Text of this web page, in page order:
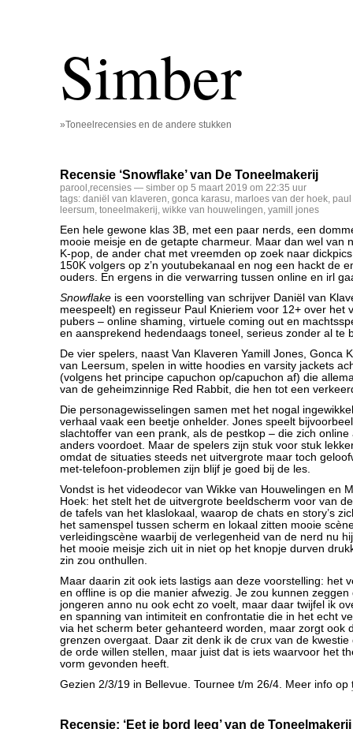
Simber
»Toneelrecensies en de andere stukken
Recensie ‘Snowflake’ van De Toneelmakerij
parool ,recensies — simber op 5 maart 2019 om 22:35 uur
tags: daniël van klaveren, gonca karasu, marloes van der hoek, paul
leersum, toneelmakerij, wikke van houwelingen, yamill jones
Een hele gewone klas 3B, met een paar nerds, een
mooie meisje en de getapte charmeur. Maar dan wel van
K-pop, de ander chat met vreemden op zoek naar
150K volgers op z’n youtubekanaal en nog een hackt de
ouders. En ergens in die verwarring tussen online en irl
Snowflake is een voorstelling van schrijver Daniël van
meespeelt) en regisseur Paul Knieriem voor 12+ over het
pubers – online shaming, virtuele coming out en
en aansprekend hedendaags toneel, serieus zonder al te
De vier spelers, naast Van Klaveren Yamill Jones, Gonca
van Leersum, spelen in witte hoodies en varsity jackets
(volgens het principe capuchon op/capuchon af) die
van de geheimzinnige Red Rabbit, die hen tot een
Die personagewisselingen samen met het nogal
verhaal vaak een beetje onhelder. Jones speelt
slachtoffer van een prank, als de pestkop – die zich online
anders voordoet. Maar de spelers zijn stuk voor stuk
omdat de situaties steeds net uitvergrote maar toch
met-telefoon-problemen zijn blijf je goed bij de les.
Vondst is het videodecor van Wikke van Houwelingen en
Hoek: het stelt het de uitvergrote beeldscherm voor van
de tafels van het klaslokaal, waarop de chats en story’s
het samenspel tussen scherm en lokaal zitten mooie
verleidingscène waarbij de verlegenheid van de nerd nu
het mooie meisje zich uit in niet op het knopje durven
zin zou onthullen.
Maar daarin zit ook iets lastigs aan deze voorstelling: het
en offline is op die manier afwezig. Je zou kunnen zeggen
jongeren anno nu ook echt zo voelt, maar daar twijfel ik
en spanning van intimiteit en confrontatie die in het echt
via het scherm beter gehanteerd worden, maar zorgt ook
grenzen overgaat. Daar zit denk ik de crux van de
de orde willen stellen, maar juist dat is iets waarvoor het
vorm gevonden heeft.
Gezien 2/3/19 in Bellevue. Tournee t/m 26/4. Meer info op
Recensie: ‘Eet je bord leeg’ van de Toneelmakerij